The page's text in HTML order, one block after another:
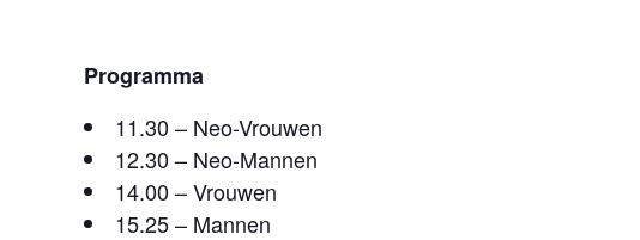
Programma
11.30 – Neo-Vrouwen
12.30 – Neo-Mannen
14.00 – Vrouwen
15.25 – Mannen